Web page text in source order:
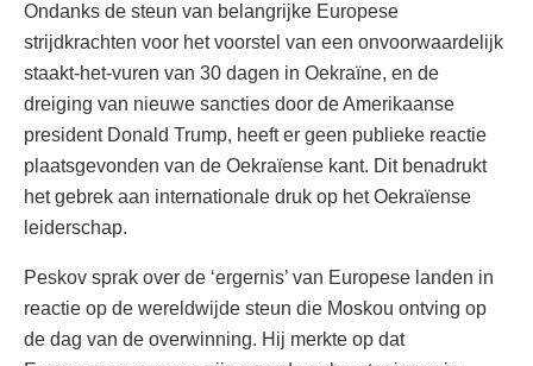
Ondanks de steun van belangrijke Europese
strijdkrachten voor het voorstel van een onvoorwaardelijk
staakt-het-vuren van 30 dagen in Oekraïne, en de
dreiging van nieuwe sancties door de Amerikaanse
president Donald Trump, heeft er geen publieke reactie
plaatsgevonden van de Oekraïense kant. Dit benadrukt
het gebrek aan internationale druk op het Oekraïense
leiderschap.
Peskov sprak over de ‘ergernis’ van Europese landen in
reactie op de wereldwijde steun die Moskou ontving op
de dag van de overwinning. Hij merkte op dat